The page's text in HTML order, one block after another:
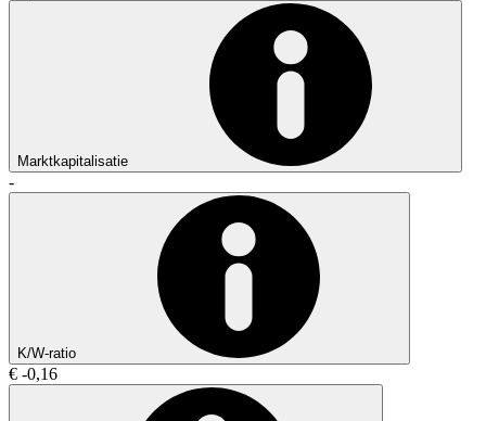
Marktkapitalisatie
-
K/W-ratio
€ -0,16